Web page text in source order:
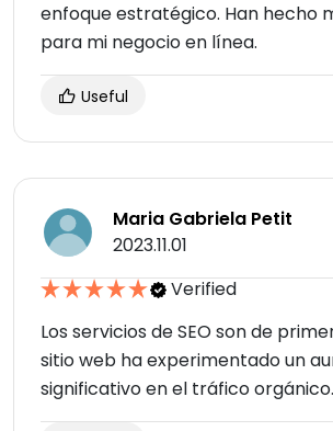
enfoque estratégico. Han hecho
para mi negocio en línea.
Useful
Maria Gabriela Petit
2023.11.01
Verified
Los servicios de SEO son de
sitio web ha experimentado un
significativo en el tráfico orgánico.